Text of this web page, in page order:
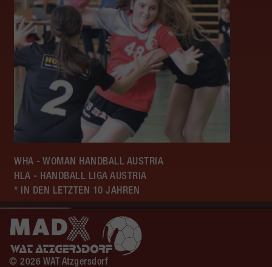
WHA - WOMAN HANDBALL AUSTRIA
HLA - HANDBALL LIGA AUSTRIA
* IN DEN LETZTEN 10 JAHREN
© 2026 WAT Atzgersdorf